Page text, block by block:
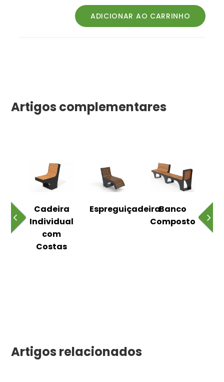
Artigos complementares
Cadeira
Individual
com
Costas
EspreguiçadeiraBanco
Composto
Artigos relacionados